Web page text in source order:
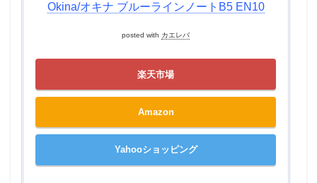
Okina/オキナ ブルーラインノートB5 EN10
posted with カエレバ
楽天市場
Amazon
Yahooショッピング